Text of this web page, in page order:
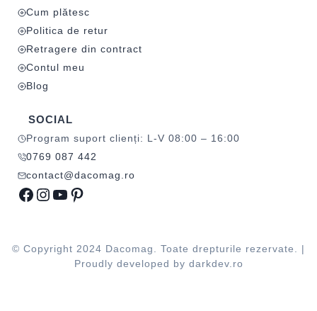
Cum plătesc
Politica de retur
Retragere din contract
Contul meu
Blog
SOCIAL
Program suport clienți: L-V 08:00 – 16:00
0769 087 442
contact@dacomag.ro
Facebook
Instagram
YouTube
Pinterest
© Copyright 2024 Dacomag. Toate drepturile rezervate. |
Proudly developed by darkdev.ro